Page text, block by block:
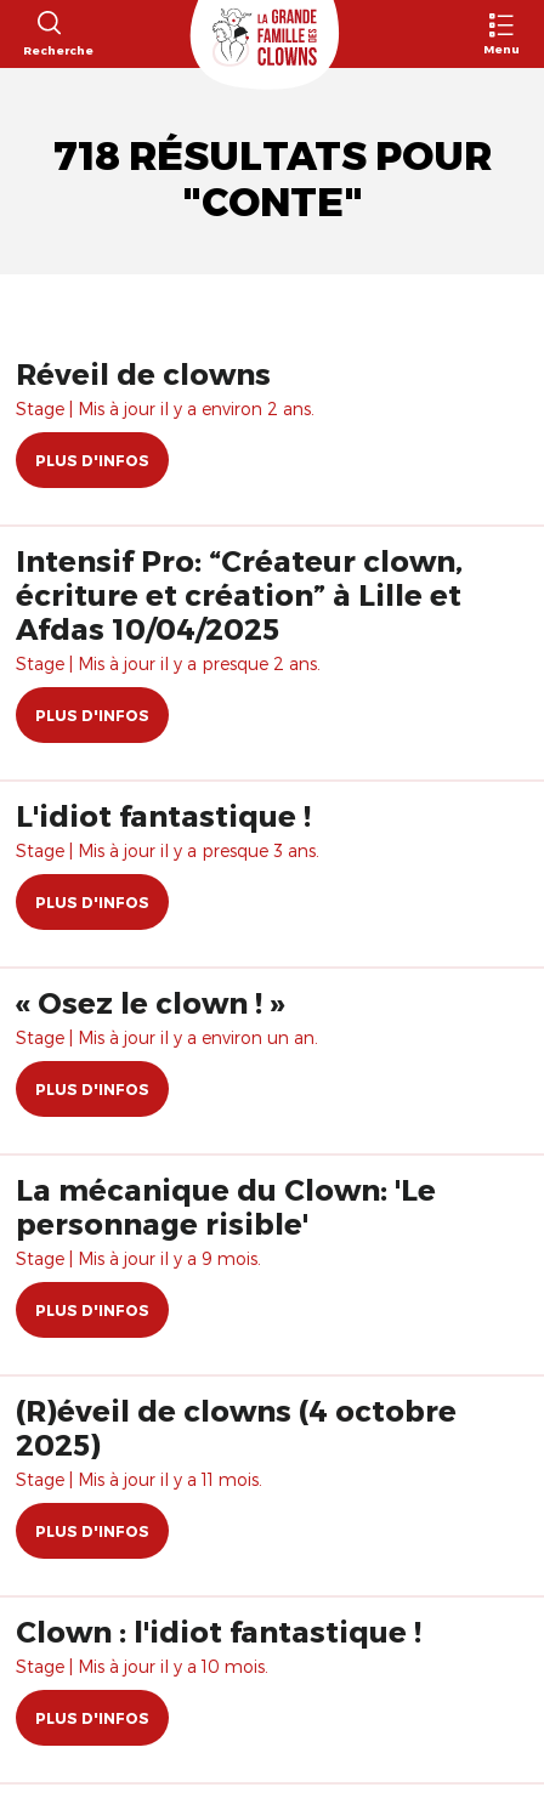
Recherche Menu
718 RÉSULTATS POUR
"CONTE"
Réveil de clowns
Stage | Mis à jour il y a environ 2 ans.
PLUS D'INFOS
Intensif Pro: “Créateur clown,
écriture et création” à Lille et
Afdas 10/04/2025
Stage | Mis à jour il y a presque 2 ans.
PLUS D'INFOS
L'idiot fantastique !
Stage | Mis à jour il y a presque 3 ans.
PLUS D'INFOS
​« Osez le clown ! »
Stage | Mis à jour il y a environ un an.
PLUS D'INFOS
La mécanique du Clown: 'Le
personnage risible'
Stage | Mis à jour il y a 9 mois.
PLUS D'INFOS
(R)éveil de clowns (4 octobre
2025)
Stage | Mis à jour il y a 11 mois.
PLUS D'INFOS
Clown : l'idiot fantastique !
Stage | Mis à jour il y a 10 mois.
PLUS D'INFOS